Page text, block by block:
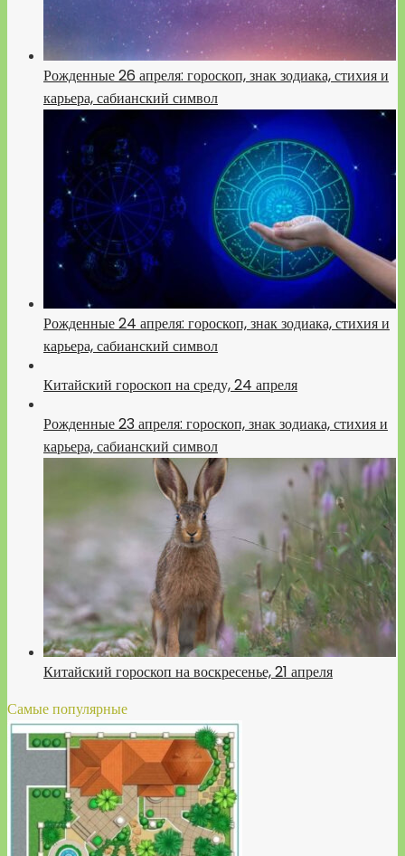
Рожденные 26 апреля: гороскоп, знак зодиака, стихия и
карьера, сабианский символ
Рожденные 24 апреля: гороскоп, знак зодиака, стихия и
карьера, сабианский символ
Китайский гороскоп на среду, 24 апреля
Рожденные 23 апреля: гороскоп, знак зодиака, стихия и
карьера, сабианский символ
Китайский гороскоп на воскресенье, 21 апреля
Самые популярные